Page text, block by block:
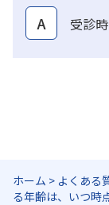
A 受診
ホーム > よくある
る年齢は、いつ時